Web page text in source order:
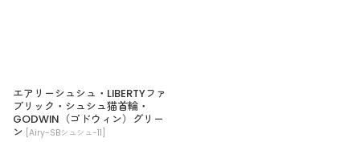
エアリーシュシュ・LIBERTYファ
ブリック・シュシュ猫首輪・
GODWIN（ゴドウィン）グリー
ン [Airy-SBシュシュ-11]